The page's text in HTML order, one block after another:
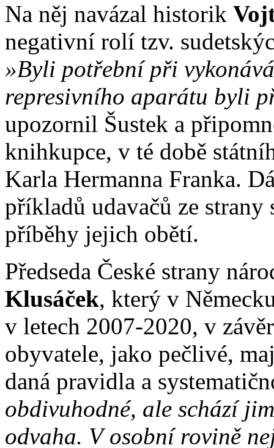
Na něj navázal historik
negativní rolí tzv.
»Byli potřební při
represivního aparátu byli
upozornil Šustek a
knihkupce, v té době
Karla Hermanna Franka.
příkladů udavačů ze
příběhy jejich obětí.
Předseda České strany
Klusáček, který v
v letech 2007-2020, v
obyvatele, jako pečlivé,
daná pravidla a
obdivuhodné, ale schází
odvaha. V osobní rovině